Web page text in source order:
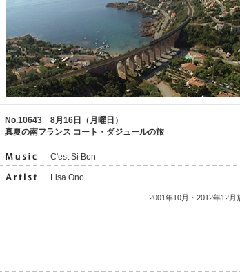
No.10643 8月16日（月曜日）
真夏の南フランス コート・ダジュールの旅
C'est Si Bon
Lisa Ono
2001年10月・2012年12月